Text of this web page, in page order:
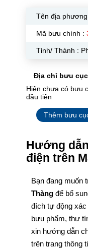
Tên địa
Mã bưu chính :
Tỉnh/ Thành :
Địa chỉ bưu cục
Hiện chưa có bưu
đầu tiên
Thêm bưu
Hướng
điện trên
Bạn đang muốn
Thàng để bổ
đích tự động xác
bưu phẩm, thư
xin hướng dẫn
trên trang thông